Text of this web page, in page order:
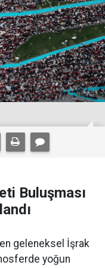
Buluşması
geleneksel İşrak
yoğun